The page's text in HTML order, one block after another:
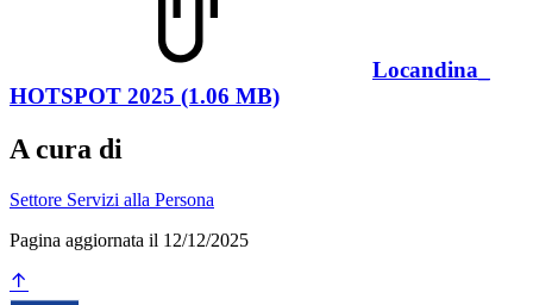
Locandina_
HOTSPOT 2025 (1.06 MB)
A cura di
Settore Servizi alla Persona
Pagina aggiornata il 12/12/2025